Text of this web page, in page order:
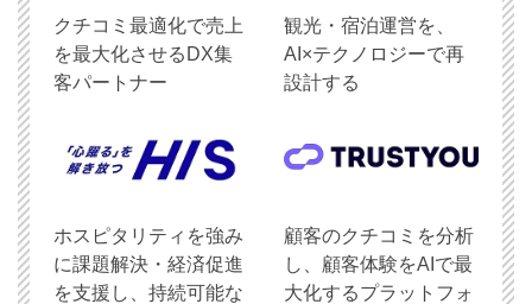
クチコミ最適化で売上
を最大化させるDX集
客パートナー
観光・宿泊運営を、
AI×テクノロジーで再
設計する
ホスピタリティを強み
に課題解決・経済促進
を支援し、持続可能な
顧客のクチコミを分析
し、顧客体験をAIで最
大化するプラットフォ